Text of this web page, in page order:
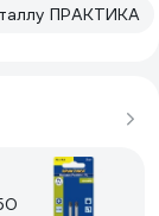
ПРАКТИКА